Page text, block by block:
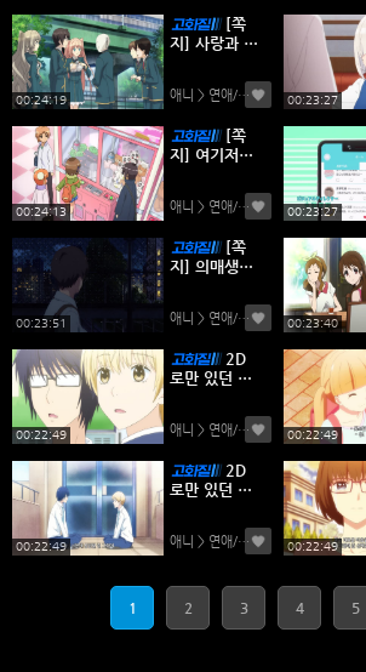
00:24:19
[쪽
지] 사랑과 선
01-13완결 -
일상 로맨스애니 > 연애/하렘 00:23:27
00:24:13
[쪽
지] 여기저기
일상 로맨스
코믹 드라마-
애니 > 연애/하렘 00:23:27
00:23:51
[쪽
지] 의매생활
일상 로맨스
코믹 드라마-
애니 > 연애/하렘 00:23:40
00:22:49
2D
로만 있던 여
D 그녀 리얼
걸 시즌2 9애니 > 연애/하렘 00:22:49
00:22:49
2D
로만 있던 여
D 그녀 리얼
걸 시즌2 7애니 > 연애/하렘 00:22:49
1 2 3 4 5